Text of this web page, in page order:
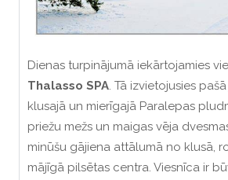
Dienas turpinājumā iekārtojamies
Thalasso SPA. Tā izvietojusies
klusajā un mierīgajā Paralepas
priežu mežs un maigas vēja
minūšu gājiena attālumā no klusā,
mājīgā pilsētas centra. Viesnīca ir